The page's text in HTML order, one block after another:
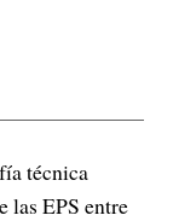
técnica
las EPS entre